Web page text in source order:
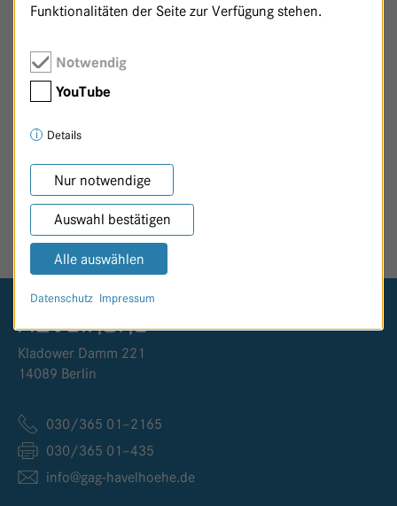
Zurück zur Patenschaftsseite
SEITE TEILEN
Kladower Damm 221
14089 Berlin
030/365 01–2165
030/365 01–435
info@gag-havelhoehe.de
Funktionalitäten der Seite zur Verfügung stehen.
Notwendig
YouTube
Details
Nur notwendige
Auswahl bestätigen
Alle auswählen
Datenschutz Impressum